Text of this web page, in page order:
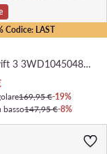
Codice: LAST
Cloudswift 3 3WD10450485 · Scarpe running
169,95 €-19%
basso147,95 €-8%